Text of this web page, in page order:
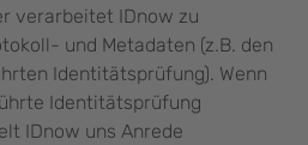
verarbeitet IDnow zu
und Metadaten (z.B. den
Identitätsprüfung). Wenn
Identitätsprüfung
IDnow uns Anrede